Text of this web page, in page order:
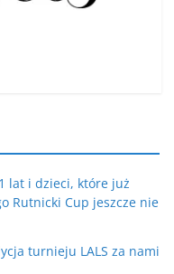
lat i dzieci, które już
Rutnicki Cup jeszcze nie
turnieju LALS za nami